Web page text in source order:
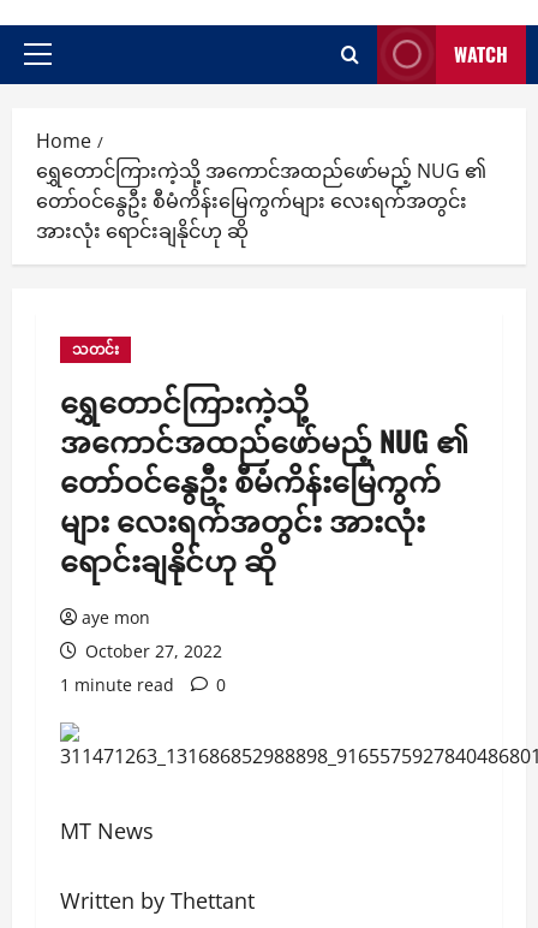
Primary
WATCH
Home
ရွှေတောင်ကြားကဲ့သို့ အကောင်အထည်ဖော်မည့် NUG ၏
တော်ဝင်နွေဦး စီမံကိန်းမြေကွက်များ လေးရက်အတွင်း
အားလုံး ရောင်းချနိုင်ဟု ဆို
သတင်း
ရွှေတောင်ကြားကဲ့သို့
အကောင်အထည်ဖော်မည့် NUG ၏
တော်ဝင်နွေဦး စီမံကိန်းမြေကွက်
များ လေးရက်အတွင်း အားလုံး
ရောင်းချနိုင်ဟု ဆို
aye mon
October 27, 2022
1 minute read
0
MT News
Written by Thettant